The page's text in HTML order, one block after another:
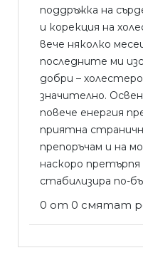
поддръжка на
и корекция на
вече няколко
последните ми
добри –
значително.
повече енергия
приятна
препоръчам и на
наскоро
стабилизира по-
0 от 0 смятат